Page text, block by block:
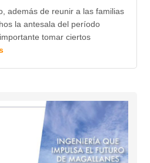
además de reunir a las familias
la antesala del período
tomar ciertos